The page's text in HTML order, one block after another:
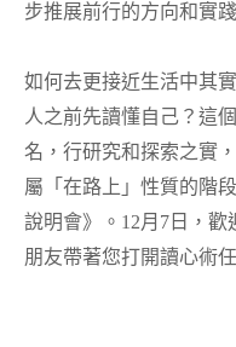
步推展前行的方向和實
如何去更接近生活中其
人之前先讀懂自己？這
名，行研究和探索之實
屬「在路上」性質的階
說明會》。12月7日，
朋友帶著您打開讀心術